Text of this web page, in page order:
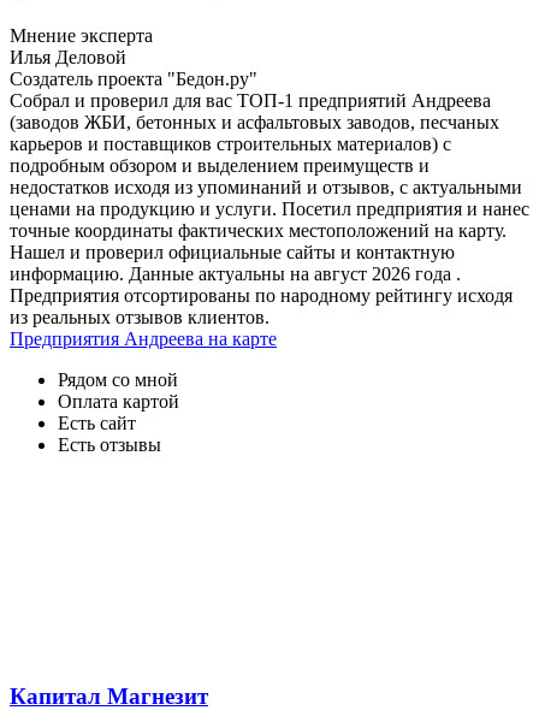
Мнение эксперта
Илья Деловой
Создатель проекта "Бедон.ру"
Собрал и проверил для вас ТОП-1 предприятий Андреева
(заводов ЖБИ, бетонных и асфальтовых заводов, песчаных
карьеров и поставщиков строительных материалов) с
подробным обзором и выделением преимуществ и
недостатков исходя из упоминаний и отзывов, с актуальными
ценами на продукцию и услуги. Посетил предприятия и нанес
точные координаты фактических местоположений на карту.
Нашел и проверил официальные сайты и контактную
информацию. Данные актуальны на август 2026 года .
Предприятия отсортированы по народному рейтингу исходя
из реальных отзывов клиентов.
Предприятия Андреева на карте
Рядом со мной
Оплата картой
Есть сайт
Есть отзывы
Капитал Магнезит